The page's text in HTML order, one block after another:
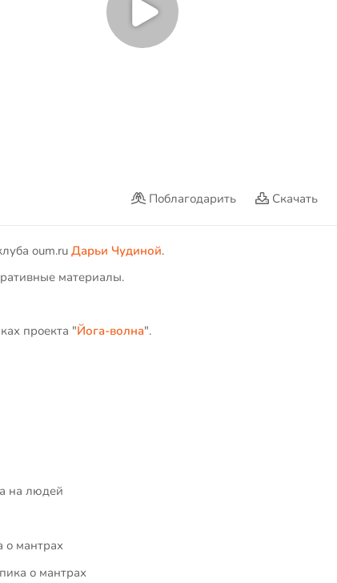
Поблагодарить Скачать
oum.ru Дарьи Чудиной.
материалы.
проекта "Йога-волна".
на людей
о мантрах
о мантрах